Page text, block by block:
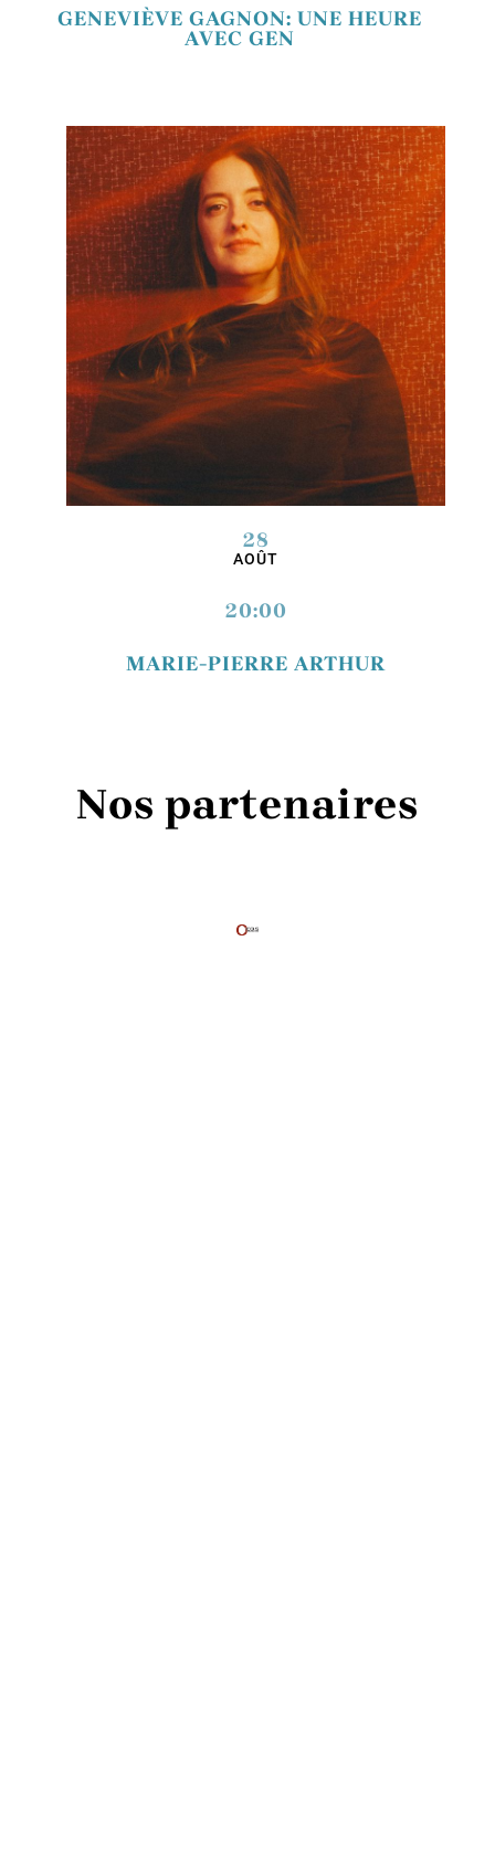
GENEVIÈVE GAGNON: UNE HEURE
AVEC GEN
28
AOÛT
20:00
MARIE-PIERRE ARTHUR
Nos partenaires